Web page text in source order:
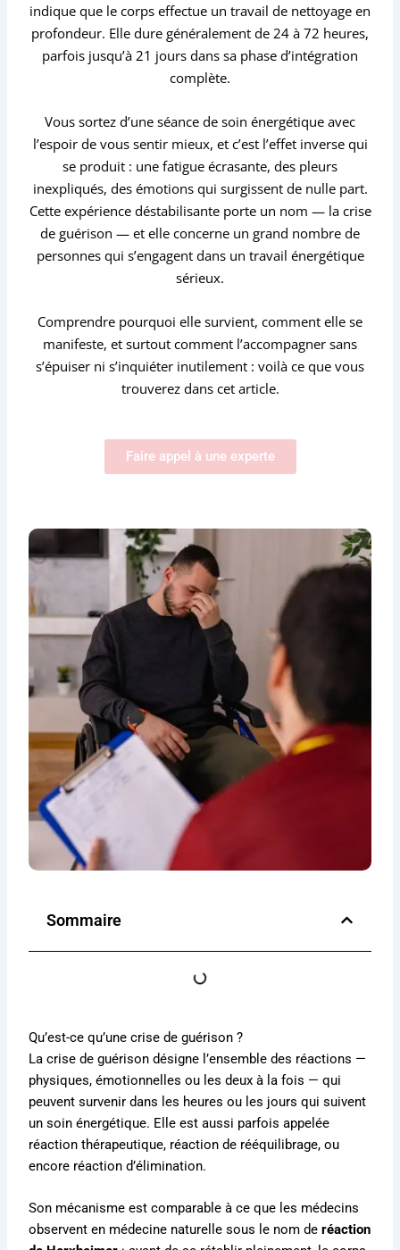
indique que le corps effectue un travail de nettoyage en
profondeur. Elle dure généralement de 24 à 72 heures,
parfois jusqu’à 21 jours dans sa phase d’intégration
complète.
Vous sortez d’une séance de soin énergétique avec
l’espoir de vous sentir mieux, et c’est l’effet inverse qui
se produit : une fatigue écrasante, des pleurs
inexpliqués, des émotions qui surgissent de nulle part.
Cette expérience déstabilisante porte un nom — la crise
de guérison — et elle concerne un grand nombre de
personnes qui s’engagent dans un travail énergétique
sérieux.
Comprendre pourquoi elle survient, comment elle se
manifeste, et surtout comment l’accompagner sans
s’épuiser ni s’inquiéter inutilement : voilà ce que vous
trouverez dans cet article.
Faire appel à une experte
Sommaire
Qu’est-ce qu’une crise de guérison ?
La crise de guérison désigne l’ensemble des réactions —
physiques, émotionnelles ou les deux à la fois — qui
peuvent survenir dans les heures ou les jours qui suivent
un soin énergétique. Elle est aussi parfois appelée
réaction thérapeutique, réaction de rééquilibrage, ou
encore réaction d’élimination.
Son mécanisme est comparable à ce que les médecins
observent en médecine naturelle sous le nom deréaction